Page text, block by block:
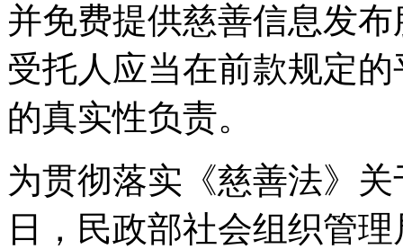
并免费提供慈善信息发
受托人应当在前款规定
的真实性负责。
为贯彻落实《慈善法》
日，民政部社会组织管